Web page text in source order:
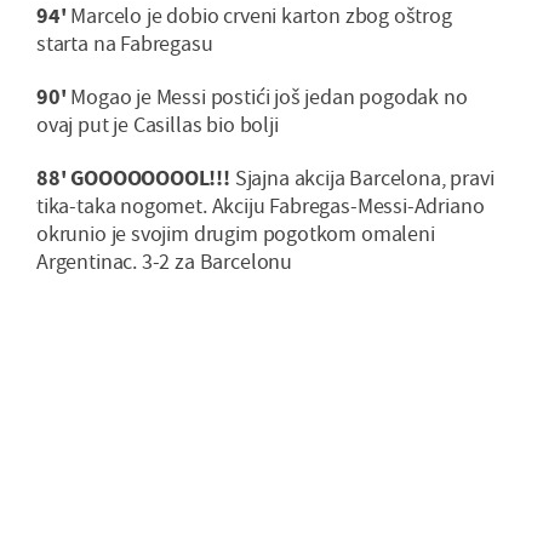
94' Marcelo je dobio crveni karton zbog oštrog
starta na Fabregasu
90' Mogao je Messi postići još jedan pogodak no
ovaj put je Casillas bio bolji
88' GOOOOOOOOL!!! Sjajna akcija Barcelona, pravi
tika-taka nogomet. Akciju Fabregas-Messi-Adriano
okrunio je svojim drugim pogotkom omaleni
Argentinac. 3-2 za Barcelonu